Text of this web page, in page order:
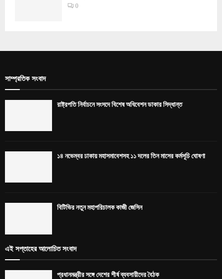
0
সাম্প্রতিক সংবাদ
রাষ্ট্রপতি নির্বাচনে সংসদে বিশেষ অধিবেশন ডাকার সিদ্ধান্ত
১৪ নভেম্বর ঢাকায় মহাসমাবেশসহ ১১ দলের তিন মাসের কর্মসূচি ঘোষণা
বিটিভির নতুন মহাপরিচালক কাজী জেসিন
এই সপ্তাহের আলোচিত সংবাদ
প্রধানমন্ত্রীর সঙ্গে দেশের শীর্ষ ব্যবসায়ীদের বৈঠক